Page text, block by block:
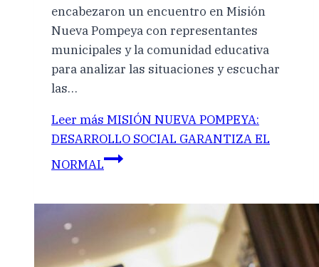
encabezaron un encuentro en Misión
Nueva Pompeya con representantes
municipales y la comunidad educativa
para analizar las situaciones y escuchar
las…
Leer más MISIÓN NUEVA POMPEYA:
DESARROLLO SOCIAL GARANTIZA EL
NORMAL